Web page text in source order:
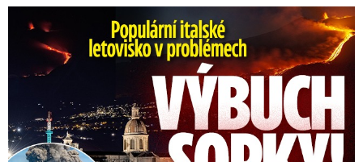
Erupce sicilské sopky Etny: Ruší desítky letů